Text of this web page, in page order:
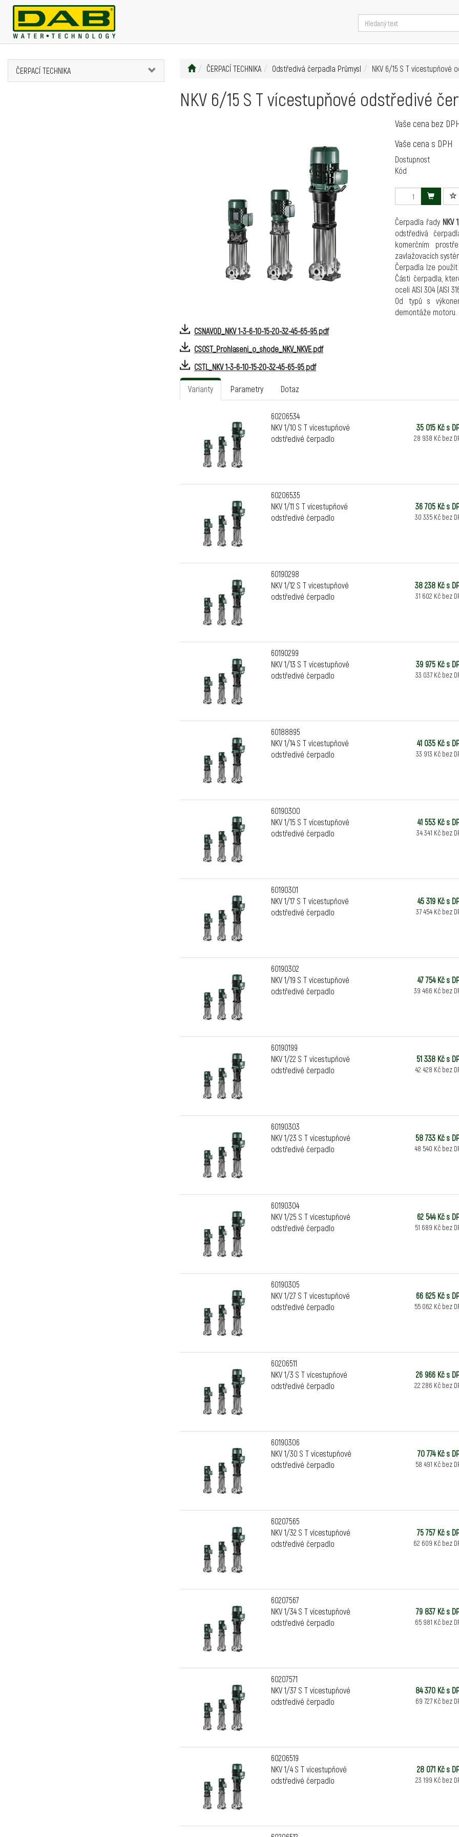
ČERPACÍ TECHNIKA ČERPACÍ TECHNIKA Odstředivá čerpadla Průmysl NKV 6/15 S T vícestupňové
NKV 6/15 S T vícestupňové odstředivé
Vaše cena bez
Vaše cena s DPH
Dostupnost
Kód
Čerpadla řady NKV
odstředivá
komerčním
zavlažovacích
Čerpadla lze
Části čerpadla,
oceli AISI 304 (AISI
Od typů s
demontáže motoru.
- 30 °C až +120 °C
- 15 °C až +120 °C
Třída izolace
Nerezová ocel AISI
Nerezová ocel AISI
Speciální
CSNAVOD_NKV 1-3-6-10-15-20-32-45-65-95.pdf
CSOST_Prohlaseni_o_shode_NKV_NKVE.pdf
CSTL_NKV 1-3-6-10-15-20-32-45-65-95.pdf
Varianty Parametry Dotaz
60206534
NKV 1/10 S T vícestupňové
odstředivé čerpadlo
35 015 Kč s
28 938 Kč bez
60206535
NKV 1/11 S T vícestupňové
odstředivé čerpadlo
36 705 Kč s
30 335 Kč bez
60190298
NKV 1/12 S T vícestupňové
odstředivé čerpadlo
38 238 Kč s
31 602 Kč bez
60190299
NKV 1/13 S T vícestupňové
odstředivé čerpadlo
39 975 Kč s
33 037 Kč bez
60188895
NKV 1/14 S T vícestupňové
odstředivé čerpadlo
41 035 Kč s
33 913 Kč bez
60190300
NKV 1/15 S T vícestupňové
odstředivé čerpadlo
41 553 Kč s
34 341 Kč bez
60190301
NKV 1/17 S T vícestupňové
odstředivé čerpadlo
45 319 Kč s
37 454 Kč bez
60190302
NKV 1/19 S T vícestupňové
odstředivé čerpadlo
47 754 Kč s
39 466 Kč bez
60190199
NKV 1/22 S T vícestupňové
odstředivé čerpadlo
51 338 Kč s
42 428 Kč bez
60190303
NKV 1/23 S T vícestupňové
odstředivé čerpadlo
58 733 Kč s
48 540 Kč bez
60190304
NKV 1/25 S T vícestupňové
odstředivé čerpadlo
62 544 Kč s
51 689 Kč bez
60190305
NKV 1/27 S T vícestupňové
odstředivé čerpadlo
66 625 Kč s
55 062 Kč bez
60206511
NKV 1/3 S T vícestupňové
odstředivé čerpadlo
26 966 Kč s
22 286 Kč bez
60190306
NKV 1/30 S T vícestupňové
odstředivé čerpadlo
70 774 Kč s
58 491 Kč bez
60207565
NKV 1/32 S T vícestupňové
odstředivé čerpadlo
75 757 Kč s
62 609 Kč bez
60207567
NKV 1/34 S T vícestupňové
odstředivé čerpadlo
79 837 Kč s
65 981 Kč bez
60207571
NKV 1/37 S T vícestupňové
odstředivé čerpadlo
84 370 Kč s
69 727 Kč bez
60206519
NKV 1/4 S T vícestupňové
odstředivé čerpadlo
28 071 Kč s
23 199 Kč bez